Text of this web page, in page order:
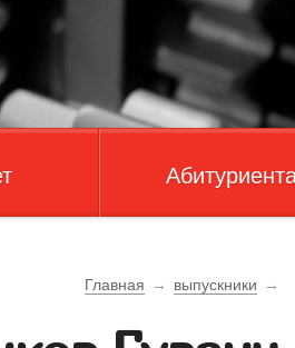
Главная → выпускники →